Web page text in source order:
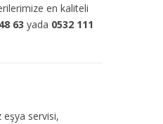
en kaliteli
63 yada 0532 111
servisi,